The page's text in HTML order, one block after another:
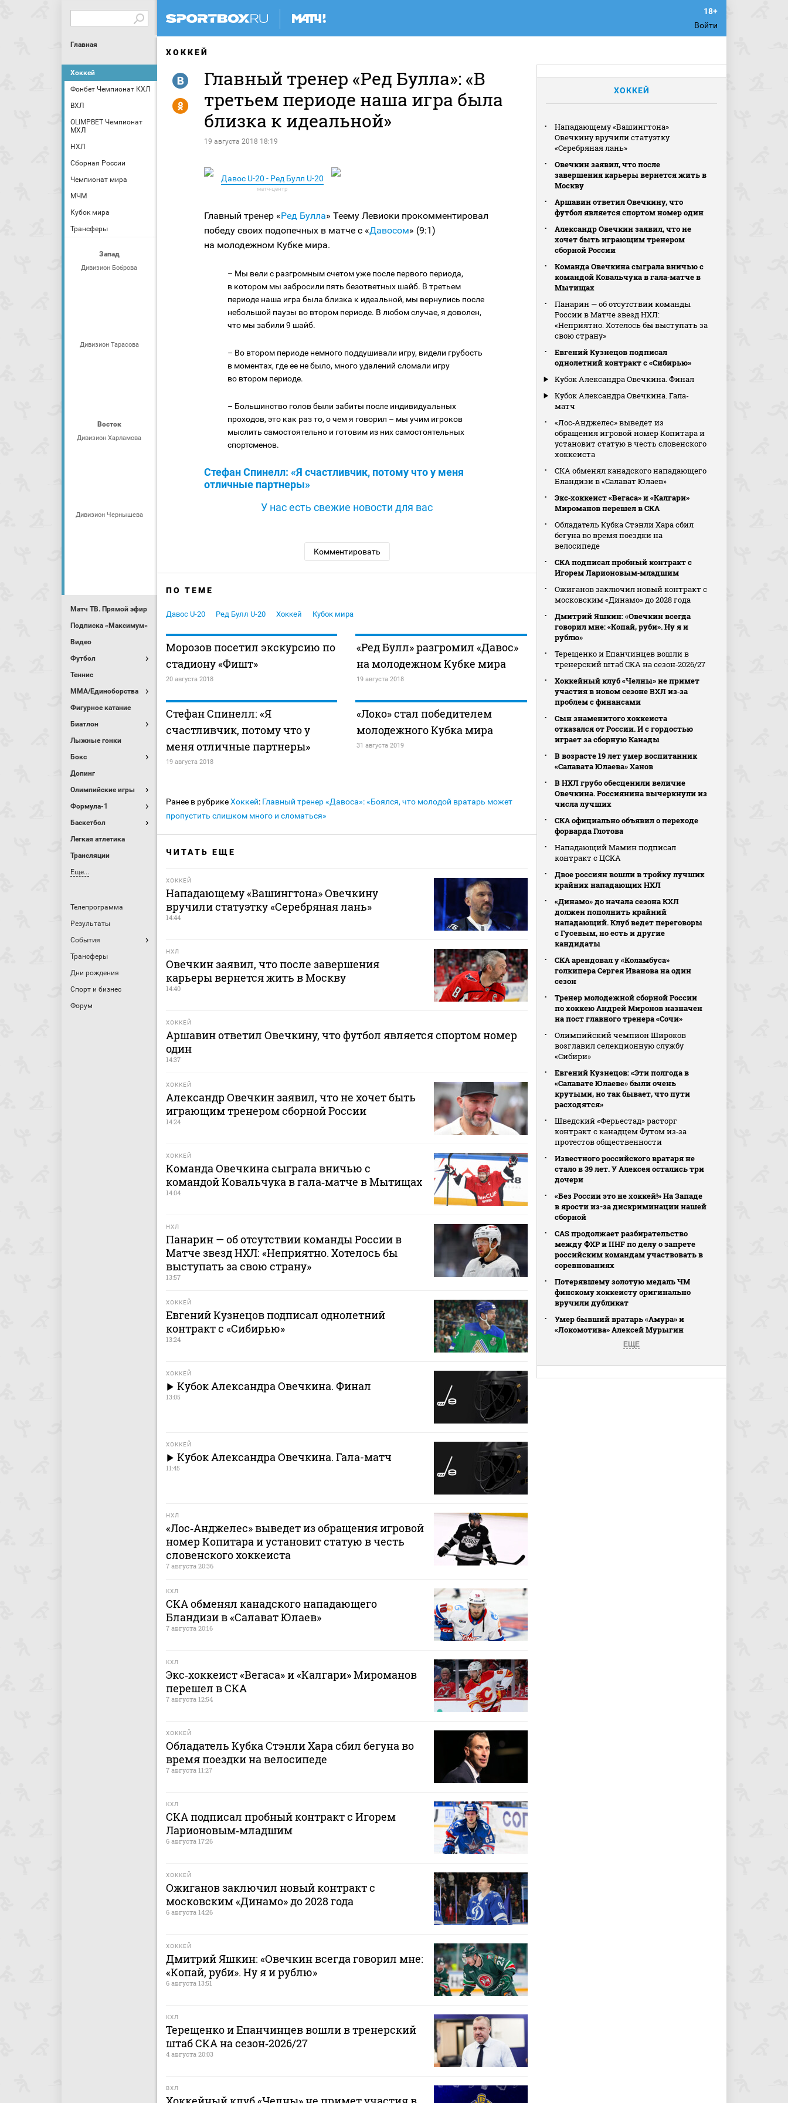
Войти
Главная
Хоккей
Фонбет Чемпионат КХЛ
ВХЛ
OLIMPBET Чемпионат
МХЛ
НХЛ
Сборная России
Чемпионат мира
МЧМ
Кубок мира
Трансферы
Запад
Дивизион Боброва
Дивизион Тарасова
Восток
Дивизион Харламова
Дивизион Чернышева
Матч ТВ. Прямой эфир
Подписка «Максимум»
Видео
Футбол
Теннис
MMA/Единоборства
Фигурное катание
Биатлон
Лыжные гонки
Бокс
Допинг
Олимпийские игры
Формула-1
Баскетбол
Легкая атлетика
Трансляции
Еще...
Телепрограмма
Результаты
События
Трансферы
Дни рождения
Спорт и бизнес
Форум
ХОККЕЙ
Главный тренер «Ред Булла»: «В
третьем периоде наша игра была
близка к идеальной»
19 августа 2018 18:19
R
Y
Давос U-20 - Ред Булл U-20
Главный тренер «Ред Булла» Теему Левиоки прокомментировал
победу своих подопечных в матче с «Давосом» (9:1)
на молодежном Кубке мира.
– Мы вели с разгромным счетом уже после первого периода,
в котором мы забросили пять безответных шайб. В третьем
периоде наша игра была близка к идеальной, мы вернулись после
небольшой паузы во втором периоде. В любом случае, я доволен,
что мы забили 9 шайб.
– Во втором периоде немного поддушивали игру, видели грубость
в моментах, где ее не было, много удалений сломали игру
во втором периоде.
– Большинство голов были забиты после индивидуальных
проходов, это как раз то, о чем я говорил – мы учим игроков
мыслить самостоятельно и готовим из них самостоятельных
спортсменов.
Стефан Спинелл: «Я счастливчик, потому что у меня
отличные партнеры»
У нас есть свежие новости для вас
Комментировать
ПО ТЕМЕ
Давос U-20 Ред Булл U-20 Хоккей Кубок мира
Морозов посетил экскурсию по
стадиону «Фишт»
20 августа 2018
«Ред Булл» разгромил «Давос»
на молодежном Кубке мира
19 августа 2018
Стефан Спинелл: «Я
счастливчик, потому что у
меня отличные партнеры»
19 августа 2018
«Локо» стал победителем
молодежного Кубка мира
31 августа 2019
Ранее в рубрикеХоккей: Главный тренер «Давоса»: «Боялся, что молодой вратарь может
пропустить слишком много и сломаться»
ЧИТАТЬ ЕЩЕ
ХОККЕЙ
Нападающему «Вашингтона» Овечкину
вручили статуэтку «Серебряная лань»
14:44
НХЛ
Овечкин заявил, что после завершения
карьеры вернется жить в Москву
14:40
ХОККЕЙ
Аршавин ответил Овечкину, что футбол является спортом номер
один
14:37
ХОККЕЙ
Александр Овечкин заявил, что не хочет быть
играющим тренером сборной России
14:24
ХОККЕЙ
Команда Овечкина сыграла вничью с
командой Ковальчука в гала‑матче в Мытищах
14:04
НХЛ
Панарин — об отсутствии команды России в
Матче звезд НХЛ: «Неприятно. Хотелось бы
выступать за свою страну»
13:57
ХОККЕЙ
Евгений Кузнецов подписал однолетний
контракт с «Сибирью»
13:24
ХОККЕЙ
Кубок Александра Овечкина. Финал
13:05
ХОККЕЙ
Кубок Александра Овечкина. Гала-матч
11:45
НХЛ
«Лос‑Анджелес» выведет из обращения игровой
номер Копитара и установит статую в честь
словенского хоккеиста
7 августа 20:36
КХЛ
СКА обменял канадского нападающего
Бландизи в «Салават Юлаев»
7 августа 20:16
КХЛ
Экс‑хоккеист «Вегаса» и «Калгари» Мироманов
перешел в СКА
7 августа 12:54
ХОККЕЙ
Обладатель Кубка Стэнли Хара сбил бегуна во
время поездки на велосипеде
7 августа 11:27
КХЛ
СКА подписал пробный контракт с Игорем
Ларионовым‑младшим
6 августа 17:26
ХОККЕЙ
Ожиганов заключил новый контракт с
московским «Динамо» до 2028 года
6 августа 14:26
ХОККЕЙ
Дмитрий Яшкин: «Овечкин всегда говорил мне:
«Копай, руби». Ну я и рублю»
6 августа 13:51
КХЛ
Терещенко и Епанчинцев вошли в тренерский
штаб СКА на сезон‑2026/27
4 августа 20:03
ВХЛ
ХОККЕЙ
Нападающему «Вашингтона»
Овечкину вручили статуэтку
«Серебряная лань»
Овечкин заявил, что после
завершения карьеры вернется жить в
Москву
Аршавин ответил Овечкину, что
футбол является спортом номер один
Александр Овечкин заявил, что не
хочет быть играющим тренером
сборной России
Команда Овечкина сыграла вничью с
командой Ковальчука в гала‑матче в
Мытищах
Панарин — об отсутствии команды
России в Матче звезд НХЛ:
«Неприятно. Хотелось бы выступать за
свою страну»
Евгений Кузнецов подписал
однолетний контракт с «Сибирью»
Кубок Александра Овечкина. Финал
Кубок Александра Овечкина. Гала-
матч
«Лос‑Анджелес» выведет из
обращения игровой номер Копитара и
установит статую в честь словенского
хоккеиста
СКА обменял канадского нападающего
Бландизи в «Салават Юлаев»
Экс‑хоккеист «Вегаса» и «Калгари»
Мироманов перешел в СКА
Обладатель Кубка Стэнли Хара сбил
бегуна во время поездки на
велосипеде
СКА подписал пробный контракт с
Игорем Ларионовым‑младшим
Ожиганов заключил новый контракт с
московским «Динамо» до 2028 года
Дмитрий Яшкин: «Овечкин всегда
говорил мне: «Копай, руби». Ну я и
рублю»
Терещенко и Епанчинцев вошли в
тренерский штаб СКА на сезон‑2026/27
Хоккейный клуб «Челны» не примет
участия в новом сезоне ВХЛ из‑за
проблем с финансами
Сын знаменитого хоккеиста
отказался от России. И с гордостью
играет за сборную Канады
В возрасте 19 лет умер воспитанник
«Салавата Юлаева» Ханов
В НХЛ грубо обесценили величие
Овечкина. Россиянина вычеркнули из
числа лучших
СКА официально объявил о переходе
форварда Глотова
Нападающий Мамин подписал
контракт с ЦСКА
Двое россиян вошли в тройку лучших
крайних нападающих НХЛ
«Динамо» до начала сезона КХЛ
должен пополнить крайний
нападающий. Клуб ведет переговоры
с Гусевым, но есть и другие
кандидаты
СКА арендовал у «Коламбуса»
голкипера Сергея Иванова на один
сезон
Тренер молодежной сборной России
по хоккею Андрей Миронов назначен
на пост главного тренера «Сочи»
Олимпийский чемпион Широков
возглавил селекционную службу
«Сибири»
Евгений Кузнецов: «Эти полгода в
«Салавате Юлаеве» были очень
крутыми, но так бывает, что пути
расходятся»
Шведский «Ферьестад» расторг
контракт с канадцем Футом из‑за
протестов общественности
Известного российского вратаря не
стало в 39 лет. У Алексея остались три
дочери
«Без России это не хоккей!» На Западе
в ярости из-за дискриминации нашей
сборной
CAS продолжает разбирательство
между ФХР и IIHF по делу о запрете
российским командам участвовать в
соревнованиях
Потерявшему золотую медаль ЧМ
финскому хоккеисту оригинально
вручили дубликат
Умер бывший вратарь «Амура» и
«Локомотива» Алексей Мурыгин
ЕЩЕ